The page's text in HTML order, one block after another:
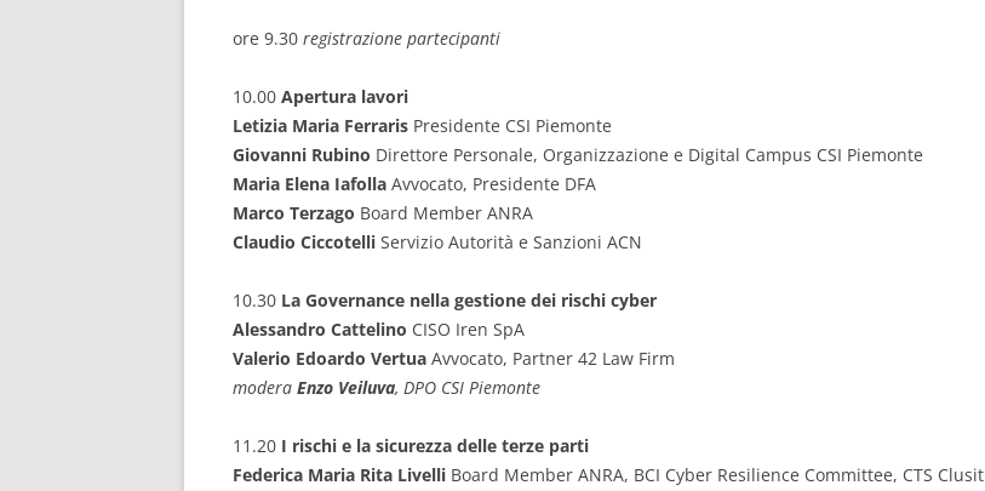
ore 9.30 registrazione partecipanti
10.00 Apertura lavori
Letizia Maria Ferraris Presidente CSI Piemonte
Giovanni Rubino Direttore Personale, Organizzazione e Digital Campus CSI Piemonte
Maria Elena Iafolla Avvocato, Presidente DFA
Marco Terzago Board Member ANRA
Claudio Ciccotelli Servizio Autorità e Sanzioni ACN
10.30 La Governance nella gestione dei rischi cyber
Alessandro Cattelino CISO Iren SpA
Valerio Edoardo Vertua Avvocato, Partner 42 Law Firm
modera Enzo Veiluva, DPO CSI Piemonte
11.20 I rischi e la sicurezza delle terze parti
Federica Maria Rita Livelli Board Member ANRA, BCI Cyber Resilience Committee, CTS Clusit